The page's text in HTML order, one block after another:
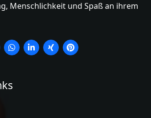
Menschlichkeit und Spaß an ihrem